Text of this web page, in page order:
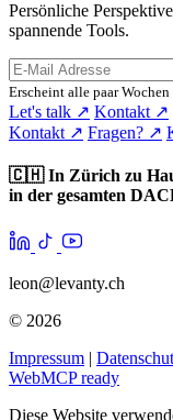
Persönliche
spannende Tools.
Erscheint alle paar
Let's talk ↗ Kontakt ↗
Kontakt ↗ Fragen? ↗
🇨🇭In Zürich zu
in der gesamten
leon@levanty.ch
© 2026
Impressum |
WebMCP ready
Diese Website